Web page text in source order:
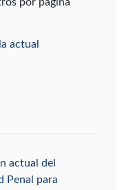
actual
actual del
Penal para